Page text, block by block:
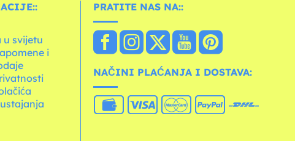
u svijetu
i
PRATITE NAS NA::
NAČINI PLAĆANJA I DOSTAVA: